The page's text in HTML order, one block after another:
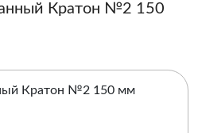
Кратон №2 150